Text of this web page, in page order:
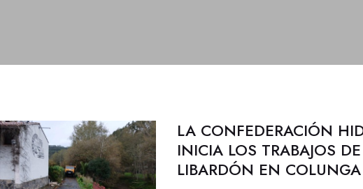
LA CONFEDERACIÓN
INICIA LOS TRABAJOS
LIBARDÓN EN COLUNGA